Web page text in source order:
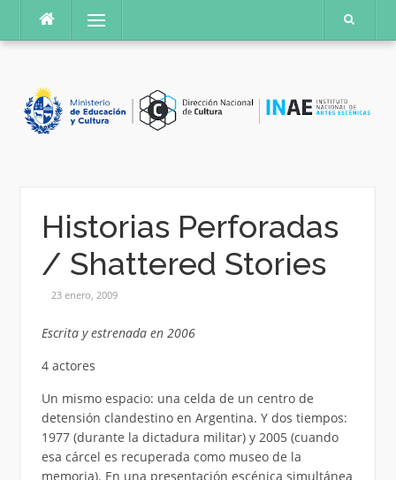
contenido
Menú
Historias Perforadas
/ Shattered Stories
23 enero, 2009
Escrita y estrenada en 2006
4 actores
Un mismo espacio: una celda de un centro de
detensión clandestino en Argentina. Y dos tiempos:
1977 (durante la dictadura militar) y 2005 (cuando
esa cárcel es recuperada como museo de la
memoria). En una presentación escénica simultánea